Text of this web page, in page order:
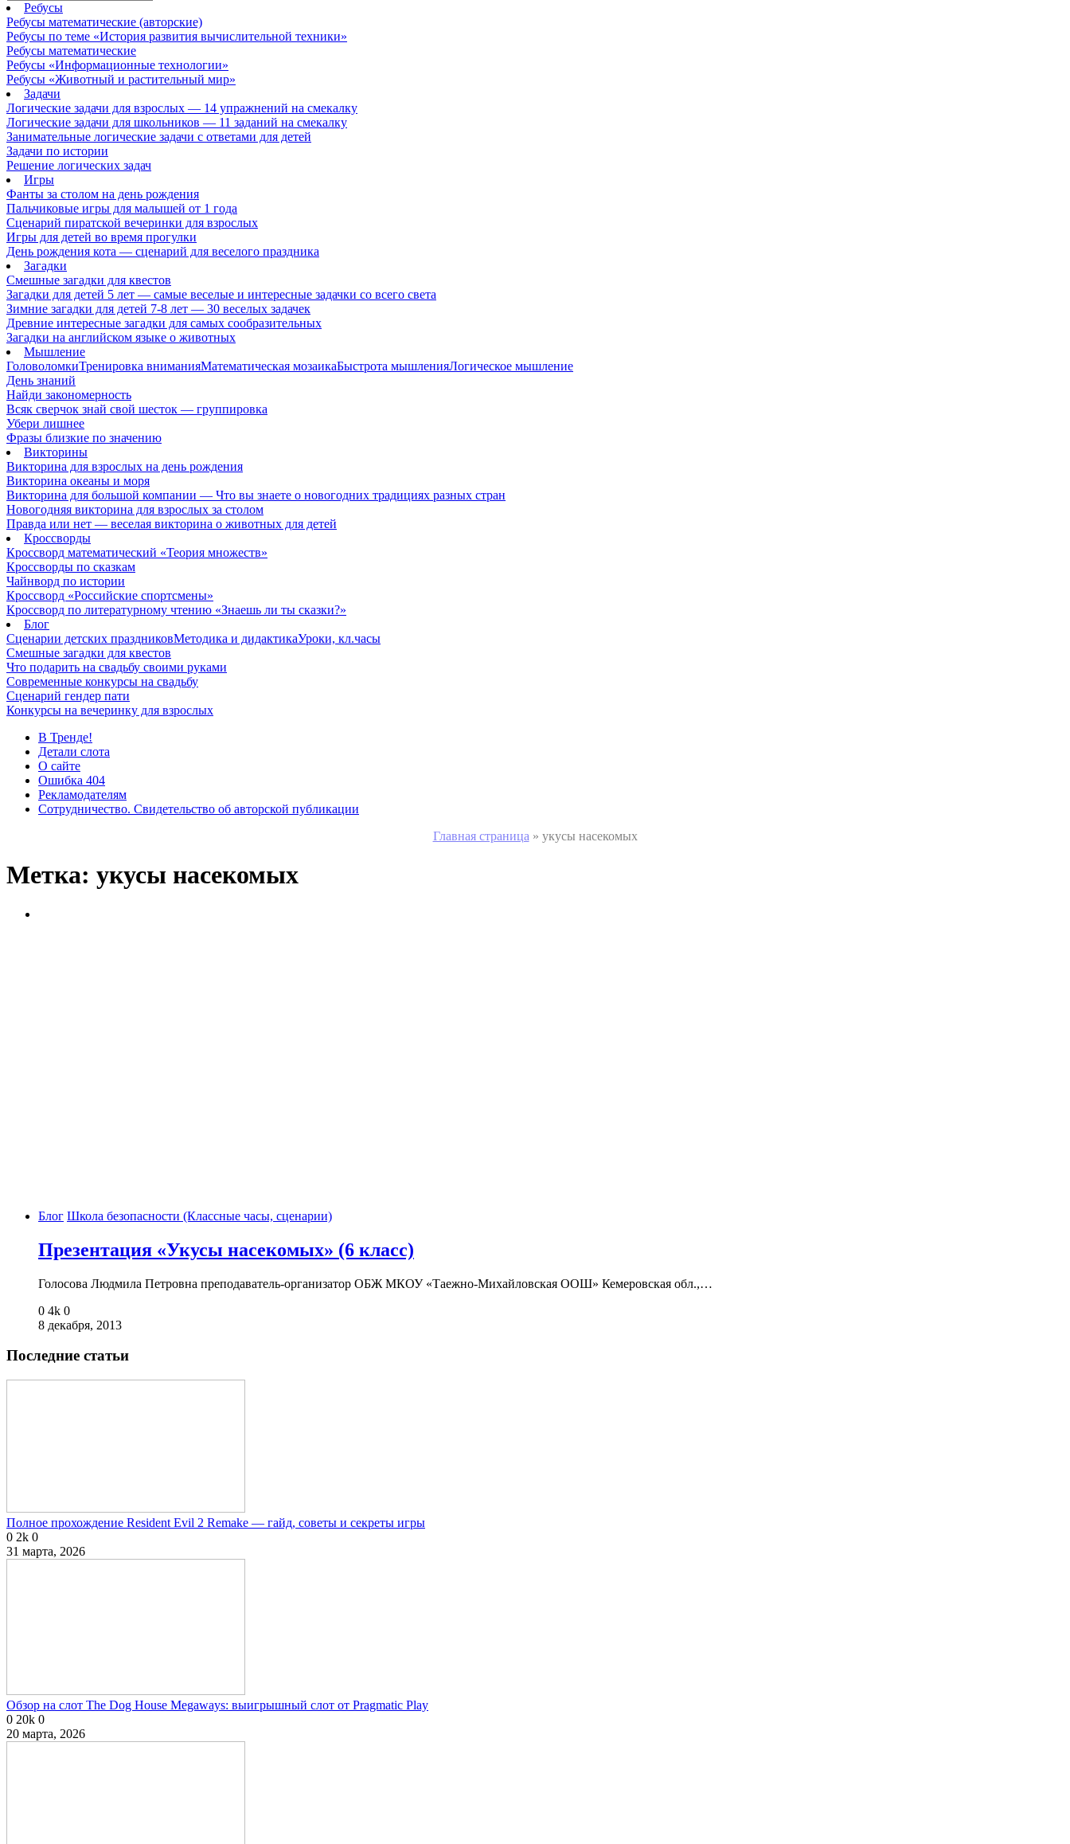
Ребусы
Ребусы математические (авторские)
Ребусы по теме «История развития вычислительной техники»
Ребусы математические
Ребусы «Информационные технологии»
Ребусы «Животный и растительный мир»
Задачи
Логические задачи для взрослых — 14 упражнений на смекалку
Логические задачи для школьников — 11 заданий на смекалку
Занимательные логические задачи с ответами для детей
Задачи по истории
Решение логических задач
Игры
Фанты за столом на день рождения
Пальчиковые игры для малышей от 1 года
Сценарий пиратской вечеринки для взрослых
Игры для детей во время прогулки
День рождения кота — сценарий для веселого праздника
Загадки
Смешные загадки для квестов
Загадки для детей 5 лет — самые веселые и интересные задачки со всего света
Зимние загадки для детей 7-8 лет — 30 веселых задачек
Древние интересные загадки для самых сообразительных
Загадки на английском языке о животных
Мышление
ГоловоломкиТренировка вниманияМатематическая мозаикаБыстрота мышленияЛогическое мышление
День знаний
Найди закономерность
Всяк сверчок знай свой шесток — группировка
Убери лишнее
Фразы близкие по значению
Викторины
Викторина для взрослых на день рождения
Викторина океаны и моря
Викторина для большой компании — Что вы знаете о новогодних традициях разных стран
Новогодняя викторина для взрослых за столом
Правда или нет — веселая викторина о животных для детей
Кроссворды
Кроссворд математический «Теория множеств»
Кроссворды по сказкам
Чайнворд по истории
Кроссворд «Российские спортсмены»
Кроссворд по литературному чтению «Знаешь ли ты сказки?»
Блог
Сценарии детских праздниковМетодика и дидактикаУроки, кл.часы
Смешные загадки для квестов
Что подарить на свадьбу своими руками
Современные конкурсы на свадьбу
Сценарий гендер пати
Конкурсы на вечеринку для взрослых
В Тренде!
Детали слота
О сайте
Ошибка 404
Рекламодателям
Сотрудничество. Свидетельство об авторской публикации
Главная страница » укусы насекомых
Метка: укусы насекомых
Блог Школа безопасности (Классные часы, сценарии)
Презентация «Укусы насекомых» (6 класс)
Голосова Людмила Петровна преподаватель-организатор ОБЖ МКОУ «Таежно-Михайловская ООШ» Кемеровская обл.,…
0 4k 0
8 декабря, 2013
Последние статьи
Полное прохождение Resident Evil 2 Remake — гайд, советы и секреты игры
0 2k 0
31 марта, 2026
Обзор на слот The Dog House Megaways: выигрышный слот от Pragmatic Play
0 20k 0
20 марта, 2026